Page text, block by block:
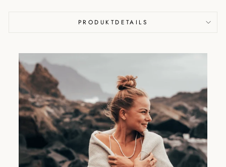
PRODUKTDETAILS